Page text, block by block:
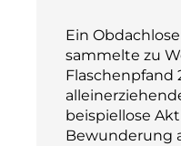
Ein
sammelte zu
Flaschenpfand
beispiellose
Bewunderung